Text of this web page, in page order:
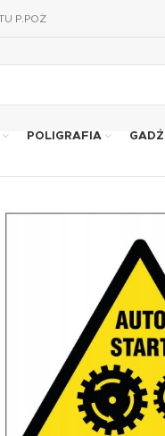
P.POŻ
POLIGRAFIA